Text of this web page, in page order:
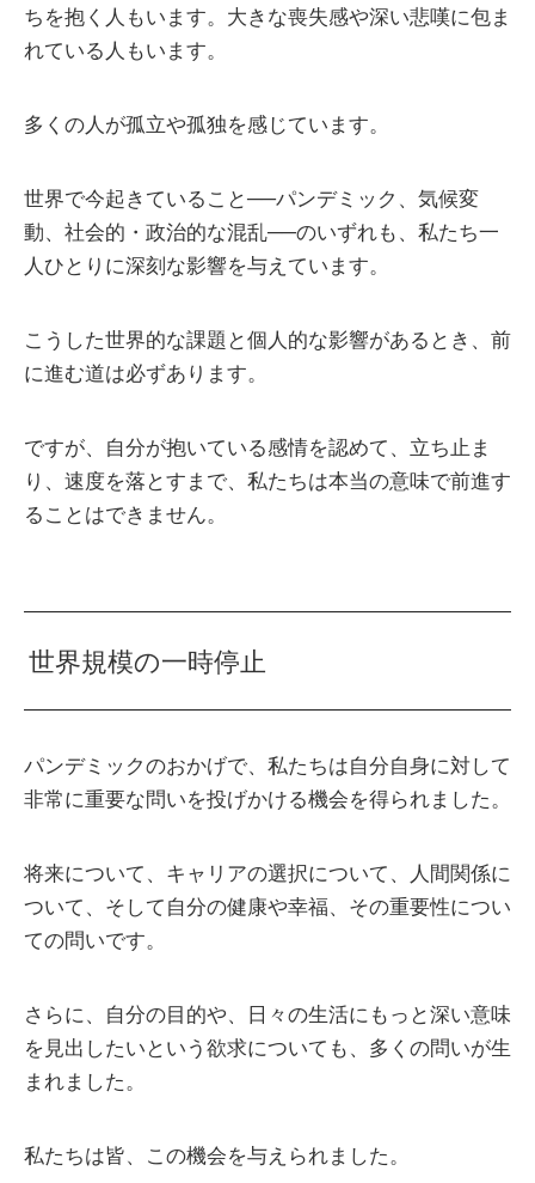
ちを抱く人もいます。大きな喪失感や深い悲嘆に包ま
れている人もいます。
多くの人が孤立や孤独を感じています。
世界で今起きていること──パンデミック、気候変
動、社会的・政治的な混乱──のいずれも、私たち一
人ひとりに深刻な影響を与えています。
こうした世界的な課題と個人的な影響があるとき、前
に進む道は必ずあります。
ですが、自分が抱いている感情を認めて、立ち止ま
り、速度を落とすまで、私たちは本当の意味で前進す
ることはできません。
世界規模の一時停止
パンデミックのおかげで、私たちは自分自身に対して
非常に重要な問いを投げかける機会を得られました。
将来について、キャリアの選択について、人間関係に
ついて、そして自分の健康や幸福、その重要性につい
ての問いです。
さらに、自分の目的や、日々の生活にもっと深い意味
を見出したいという欲求についても、多くの問いが生
まれました。
私たちは皆、この機会を与えられました。